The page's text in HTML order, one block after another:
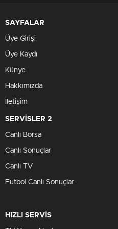
SAYFALAR
Üye Girişi
Üye Kaydı
Künye
Hakkımızda
İletişim
SERVİSLER 2
Canlı Borsa
Canlı Sonuçlar
Canlı TV
Futbol Canlı Sonuçlar
HIZLI SERVİS